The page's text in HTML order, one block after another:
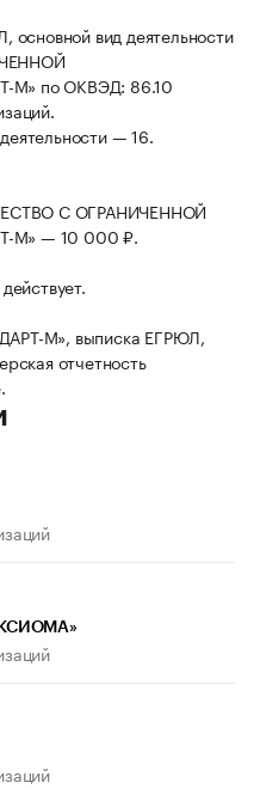
основной вид деятельности
М» по ОКВЭД: 86.10
— 16.
С ОГРАНИЧЕННОЙ
М» — 10 000 ₽.
М», выписка ЕГРЮЛ,
отчетность